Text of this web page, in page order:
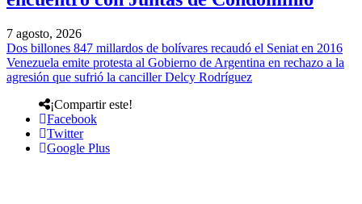
7 agosto, 2026
Dos billones 847 millardos de bolívares recaudó el Seniat en 2016
Venezuela emite protesta al Gobierno de Argentina en rechazo a la
agresión que sufrió la canciller Delcy Rodríguez
¡Compartir este!
Facebook
Twitter
Google Plus